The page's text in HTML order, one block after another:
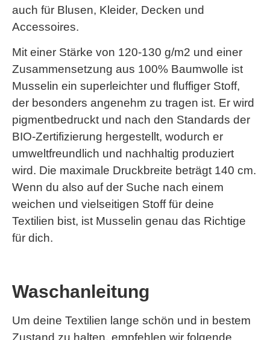
auch für Blusen, Kleider, Decken und
Accessoires.
Mit einer Stärke von 120-130 g/m2 und einer
Zusammensetzung aus 100% Baumwolle ist
Musselin ein superleichter und fluffiger Stoff,
der besonders angenehm zu tragen ist. Er wird
pigmentbedruckt und nach den Standards der
BIO-Zertifizierung hergestellt, wodurch er
umweltfreundlich und nachhaltig produziert
wird. Die maximale Druckbreite beträgt 140 cm.
Wenn du also auf der Suche nach einem
weichen und vielseitigen Stoff für deine
Textilien bist, ist Musselin genau das Richtige
für dich.
Waschanleitung
Um deine Textilien lange schön und in bestem
Zustand zu halten, empfehlen wir folgende